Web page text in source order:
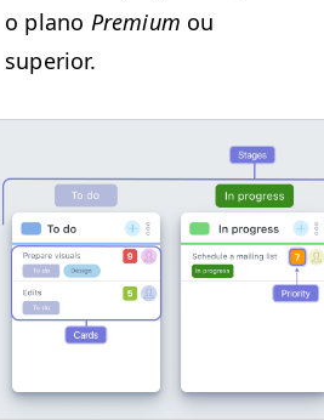
o plano Pre­mi­um ou
superior.